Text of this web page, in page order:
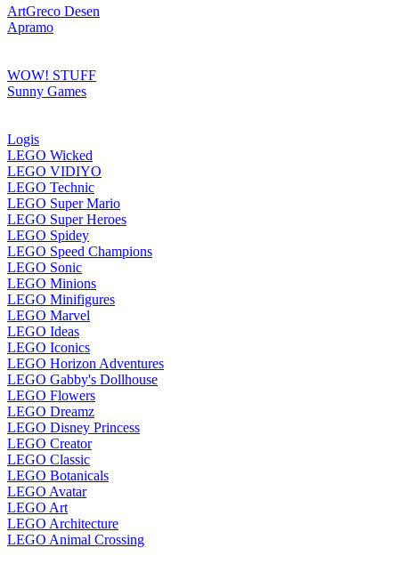
ArtGreco Desen
Apramo
WOW! STUFF
Sunny Games
Logis
LEGO Wicked
LEGO VIDIYO
LEGO Technic
LEGO Super Mario
LEGO Super Heroes
LEGO Spidey
LEGO Speed Champions
LEGO Sonic
LEGO Minions
LEGO Minifigures
LEGO Marvel
LEGO Ideas
LEGO Iconics
LEGO Horizon Adventures
LEGO Gabby's Dollhouse
LEGO Flowers
LEGO Dreamz
LEGO Disney Princess
LEGO Creator
LEGO Classic
LEGO Botanicals
LEGO Avatar
LEGO Art
LEGO Architecture
LEGO Animal Crossing